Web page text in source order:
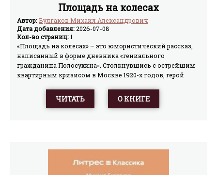
Площадь на колесах
Автор:Булгаков Михаил Александрович
Дата добавления:2026-07-08
Кол-во страниц:1
«Площадь на колесах» – это юмористический рассказ,
написанный в форме дневника «гениального
гражданина Полосухина». Столкнувшись с острейшим
квартирным кризисом в Москве 1920-х годов, герой
прямо в трамвае. Занавески на окнах, ковры и картины
на стенах превращают вагон в абсурдное, но по-своему
ЧИТАТЬ О КНИГЕ